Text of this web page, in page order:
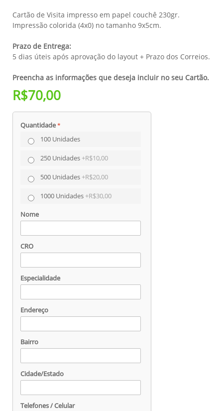
Cartão de Visita impresso em papel couchê 230gr.
Impressão colorida (4x0) no tamanho 9x5cm.
Prazo de Entrega:
5 dias úteis após aprovação do layout + Prazo dos Correios.
Preencha as informações que deseja incluir no seu Cartão.
R$70,00
Quantidade
100 Unidades
250 Unidades+R$10,00
500 Unidades+R$20,00
1000 Unidades+R$30,00
Nome
CRO
Especialidade
Endereço
Bairro
Cidade/Estado
Telefones / Celular